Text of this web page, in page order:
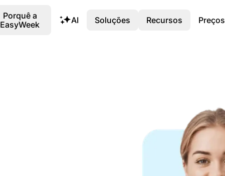
Porquê a
EasyWeek
AI Soluções Recursos Preços